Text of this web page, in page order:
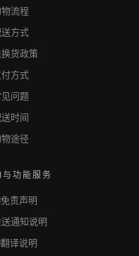
流程
方式
货政策
付方式
见问题
时间
途径
功能服务
责声明
通知说明
译说明